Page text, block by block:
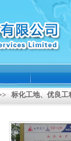
标化工地、优良工